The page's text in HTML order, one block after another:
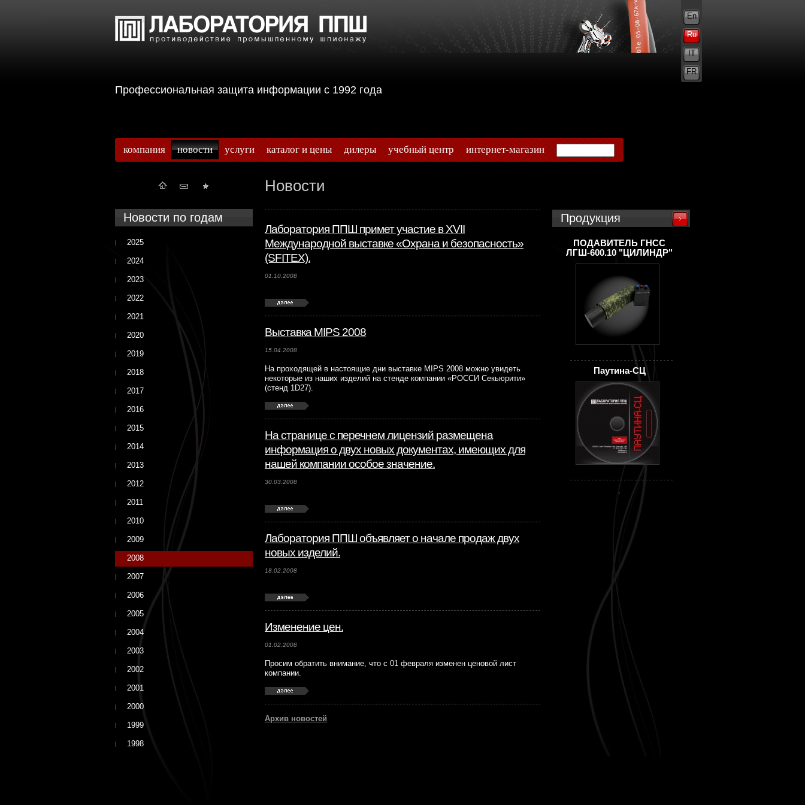
Профессиональная защита информации с 1992 года
En
Ru
IT
FR
компания новости услуги каталог и цены дилеры учебный центр интернет-магазин
Новости
Лаборатория ППШ примет участие в XVII
Международной выставке «Охрана и безопасность»
(SFITEX).
01.10.2008
Выставка MIPS 2008
15.04.2008
На проходящей в настоящие дни выставке MIPS 2008 можно увидеть
некоторые из наших изделий на стенде компании «РОССИ Секьюрити»
(стенд 1D27).
На странице с перечнем лицензий размещена
информация о двух новых документах, имеющих для
нашей компании особое значение.
30.03.2008
Лаборатория ППШ объявляет о начале продаж двух
новых изделий.
18.02.2008
Изменение цен.
01.02.2008
Просим обратить внимание, что с 01 февраля изменен ценовой лист
компании.
Архив новостей
Новости по годам
2025
2024
2023
2022
2021
2020
2019
2018
2017
2016
2015
2014
2013
2012
2011
2010
2009
2008
2007
2006
2005
2004
2003
2002
2001
2000
1999
1998
Продукция
ПОДАВИТЕЛЬ ГНСС
ЛГШ-600.10 "ЦИЛИНДР"
Паутина-СЦ